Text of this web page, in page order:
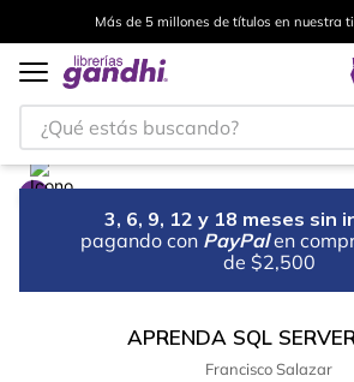
Más de 5 millones de títulos en nuestra
¿Qué estás buscando?
3, 6, 9, 12 y 18 meses sin
pagando con PayPal en
de $2,500
APRENDA SQL
Francisco Salazar